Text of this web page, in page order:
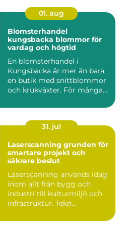
01. aug
Blomsterhandel
kungsbacka blommor för
vardag och högtid
En blomsterhandel i
Kungsbacka är mer än bara
en butik med snittblommor
och krukväxter. För många
31. jul
Laserscanning grunden för
smartare projekt och
säkrare beslut
Laserscanning används idag
inom allt från bygg och
industri till kulturmiljö och
infrastruktur. Tekn...